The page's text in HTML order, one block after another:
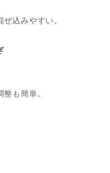
込みやすい。
も簡単。